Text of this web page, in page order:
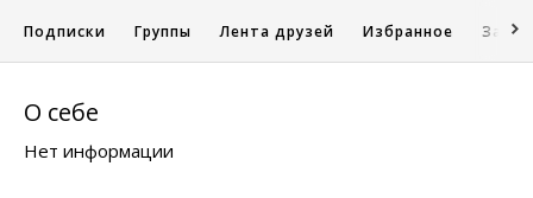
Подписки Группы Лента друзей Избранное
О себе
Нет информации